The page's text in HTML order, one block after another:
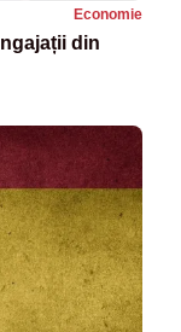
Economie
din